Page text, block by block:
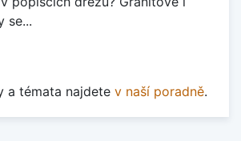
se...
a témata najdete v naší poradně.